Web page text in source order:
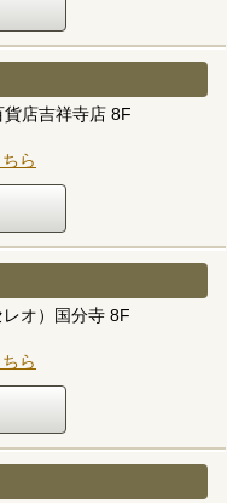
店吉祥寺店 8F
ら
オ）国分寺 8F
ら